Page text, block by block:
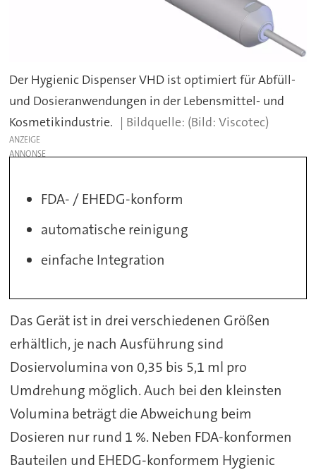
Der Hygienic Dispenser VHD ist optimiert für Abfüll-
und Dosieranwendungen in der Lebensmittel- und
Kosmetikindustrie.
(Bild: Viscotec)
ANZEIGE
FDA- / EHEDG-konform
automatische reinigung
einfache Integration
Das Gerät ist in drei verschiedenen Größen
erhältlich, je nach Ausführung sind
Dosiervolumina von 0,35 bis 5,1 ml pro
Umdrehung möglich. Auch bei den kleinsten
Volumina beträgt die Abweichung beim
Dosieren nur rund 1 %. Neben FDA-konformen
Bauteilen und EHEDG-konformem Hygienic